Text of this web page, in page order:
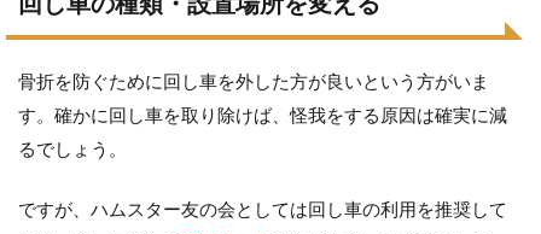
回し車の種類・設置場所を変える
骨折を防ぐために回し車を外した方が良いという方がいま
す。確かに回し車を取り除けば、怪我をする原因は確実に減
るでしょう。
ですが、ハムスター友の会としては回し車の利用を推奨して